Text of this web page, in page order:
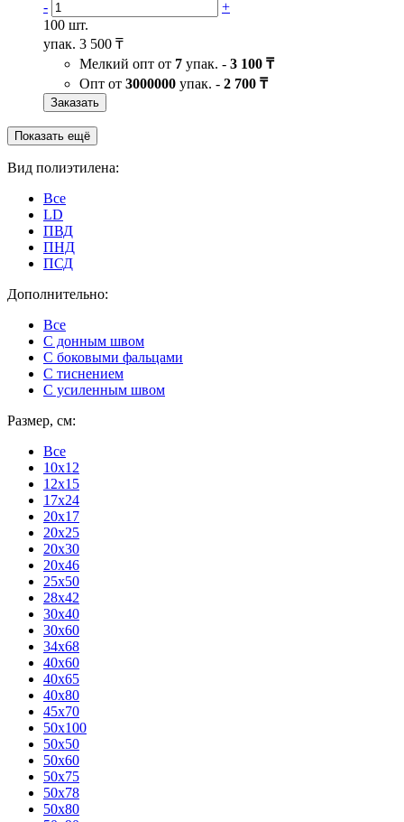
-
+
100 шт.
упак. 3 500 ₸
Мелкий опт от 7 упак. - 3 100 ₸
Опт от 3000000 упак. - 2 700 ₸
Заказать
Показать ещё
Вид полиэтилена:
Все
LD
ПВД
ПНД
ПСД
Дополнительно:
Все
C донным швом
С боковыми фальцами
С тиснением
С усиленным швом
Размер, см:
Все
10x12
12x15
17x24
20x17
20x25
20x30
20x46
25x50
28x42
30x40
30x60
34x68
40x60
40x65
40x80
45x70
50x100
50x50
50x60
50x75
50x78
50x80